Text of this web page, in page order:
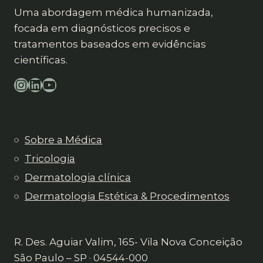
Uma abordagem médica humanizada,
focada em diagnósticos precisos e
tratamentos baseados em evidências
científicas.
Instagram
LinkedIn
YouTube
Sobre a Médica
Tricologia
Dermatologia clínica
Dermatologia Estética & Procedimentos
R. Des. Aguiar Valim, 165- Vila Nova Conceição
São Paulo – SP · 04544-000